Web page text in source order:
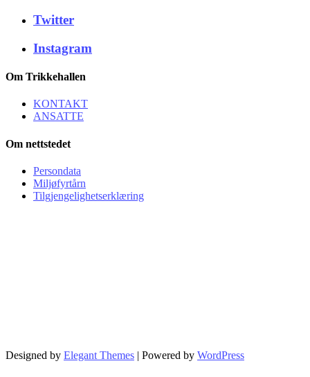
Twitter
Instagram
Om Trikkehallen
KONTAKT
ANSATTE
Om nettstedet
Persondata
Miljøfyrtårn
Tilgjengelighetserklæring
Designed by Elegant Themes | Powered by WordPress